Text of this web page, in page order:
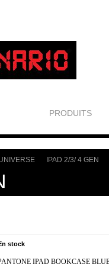
PRODUITS
IPAD 2/3/ 4 GEN
stock
IPAD BOOKCASE